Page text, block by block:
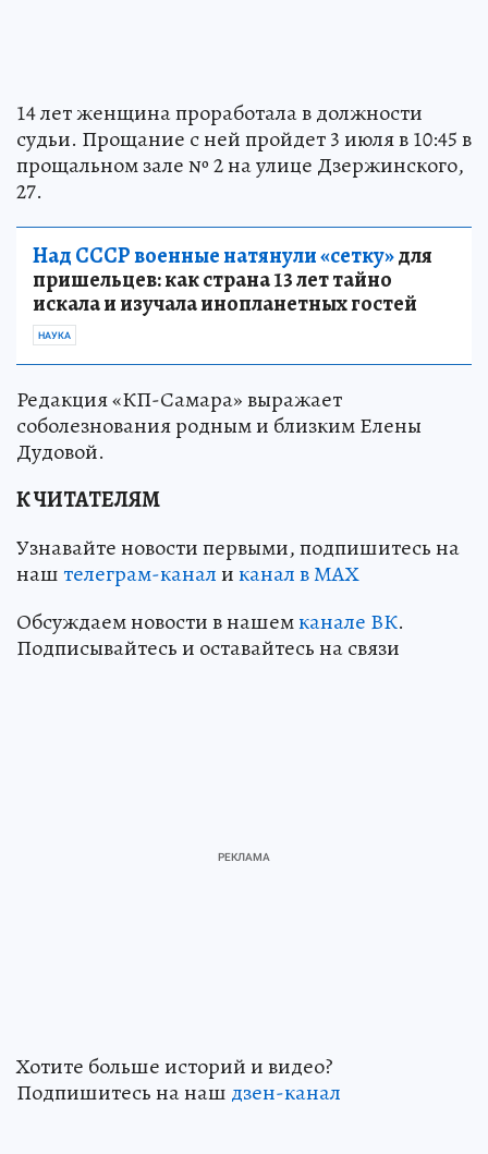
14 лет женщина проработала в должности
судьи. Прощание с ней пройдет 3 июля в 10:45 в
прощальном зале № 2 на улице Дзержинского,
27.
Над СССР военные натянули «сетку»для
пришельцев: как страна 13 лет тайно
искала и изучала инопланетных гостей
НАУКА
Редакция «КП-Самара» выражает
соболезнования родным и близким Елены
Дудовой.
К ЧИТАТЕЛЯМ
Узнавайте новости первыми, подпишитесь на
наштелеграм-каналиканал в МАХ
Обсуждаем новости в нашемканале ВК.
Подписывайтесь и оставайтесь на связи
Хотите больше историй и видео?
Подпишитесь на наш дзен-канал